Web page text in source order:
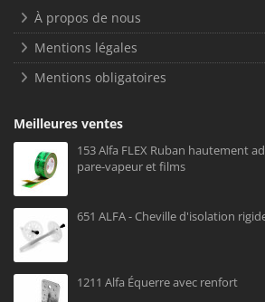
À propos de nous
Mentions légales
Mentions obligatoires
Meilleures ventes
153 Alfa FLEX Ruban hautement
pare-vapeur et films
651 ALFA - Cheville d'isolation
1211 Alfa Équerre avec renfort